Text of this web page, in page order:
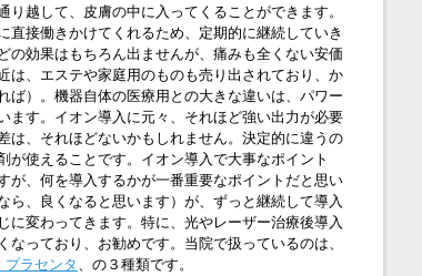
越して、皮膚の中に入ってくることができます。
接働きかけてくれるため、定期的に継続していき
の効果はもちろん出ませんが、痛みも全くない安価
は、エステや家庭用のものも売り出されており、か
ば）。機器自体の医療用との大きな違いは、パワー
ます。イオン導入に元々、それほど強い出力が必要
は、それほどないかもしれません。決定的に違うの
使えることです。イオン導入で大事なポイント
が、何を導入するかが一番重要なポイントだと思い
ら、良くなると思います）が、ずっと継続して導入
変わってきます。特に、光やレーザー治療後導入
っており、お勧めです。当院で扱っているのは、
プラセンタ、の３種類です。